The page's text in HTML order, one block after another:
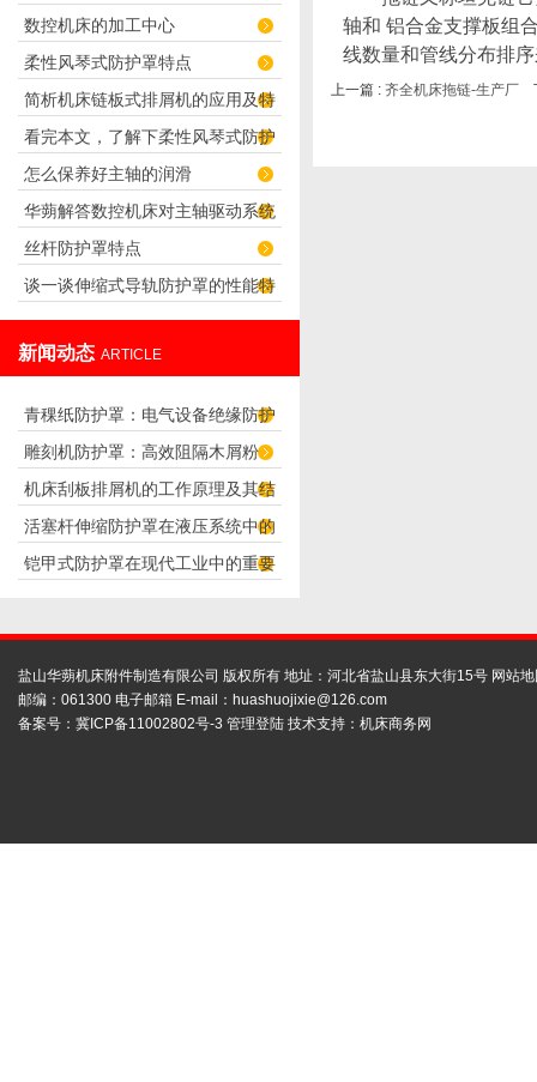
数控机床的加工中心
柔性风琴式防护罩特点
简析机床链板式排屑机的应用及特
点
看完本文，了解下柔性风琴式防护
罩的优点
怎么保养好主轴的润滑
华蒴解答数控机床对主轴驱动系统
的要求
丝杆防护罩特点
谈一谈伸缩式导轨防护罩的性能特
新闻动态 ARTICLE
青稞纸防护罩：电气设备绝缘防护
专用方案
雕刻机防护罩：高效阻隔木屑粉
尘，守护设备精度与安全
机床刮板排屑机的工作原理及其结
构分析
活塞杆伸缩防护罩在液压系统中的
应用
铠甲式防护罩在现代工业中的重要
轴和 铝合金支撑板组
线数量和管线分布排
上一篇 : 齐全机床拖链-生产厂
盐山华蒴机床附件制造有限公司 版权所有 地址：河北省盐山县东大街15号 网站
邮编：061300 电子邮箱 E-mail： huashuojixie@126.com
备案号： 冀ICP备11002802号-3 管理登陆 技术支持： 机床商务网